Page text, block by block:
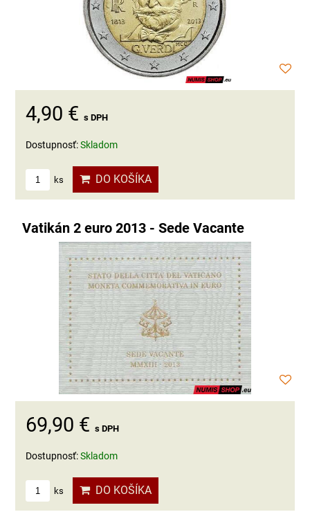
4,90 € s DPH
Dostupnosť:Skladom
ks DO KOŠÍKA
Vatikán 2 euro 2013 - Sede Vacante
69,90 € s DPH
Dostupnosť:Skladom
ks DO KOŠÍKA